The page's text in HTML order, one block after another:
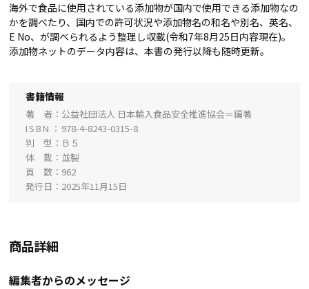
海外で食品に使用されている添加物が国内で使用できる添加物なの
かを調べたり、国内での許可状況や添加物名の和名や別名、英名、
E No、が調べられるよう整理し収載(令和7年8月25日内容現在)。
添加物ネットのデータ内容は、本書の発行以降も随時更新。
書籍情報
著 者
公益社団法人 日本輸入食品安全推進協会＝編著
ISBN
978-4-8243-0315-8
判 型
Ｂ５
体 裁
並製
頁 数
962
発行日
2025年11月15日
商品詳細
編集者からのメッセージ